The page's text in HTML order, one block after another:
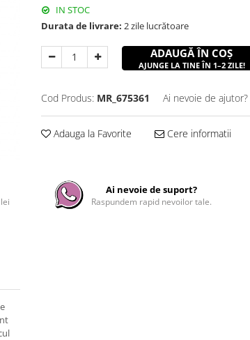
IN STOC
Durata de livrare: 2 zile lucrătoare
ADAUGĂ ÎN COȘ
AJUNGE LA TINE ÎN 1–2 ZILE!
Cod Produs: MR_675361 Ai nevoie de ajutor?
Adauga la Favorite Cere informatii
Ai nevoie de suport?
Raspundem rapid nevoilor tale.